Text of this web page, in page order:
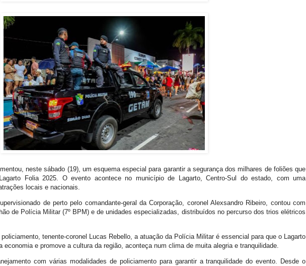
neste sábado (19), um esquema especial para garantir a segurança dos milhares de foliões que
Folia 2025. O evento acontece no município de Lagarto, Centro-Sul do estado, com uma
locais e nacionais.
de perto pelo comandante-geral da Corporação, coronel Alexsandro Ribeiro, contou com
de Polícia Militar (7º BPM) e de unidades especializadas, distribuídos no percurso dos trios elétricos
tenente-coronel Lucas Rebello, a atuação da Polícia Militar é essencial para que o Lagarto
economia e promove a cultura da região, aconteça num clima de muita alegria e tranquilidade.
com várias modalidades de policiamento para garantir a tranquilidade do evento. Desde o